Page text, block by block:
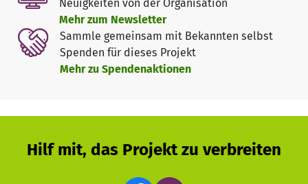
Wir haben nun die Möglichkeit ab Januar in einem Fürther
Büro, Platz für drei Regale zu mieten, um dort alle Bücher
und Materialen unserer mobilen Fortbildungs- und
Beratungsorganisation aufzubewahren.
Neuigkeiten von der Organisation
Mehr zum Newsletter
Sammle gemeinsam mit Bekannten selbst
Spenden für dieses Projekt
Mehr zu Spendenaktionen
Hilf mit, das Projekt zu verbreiten